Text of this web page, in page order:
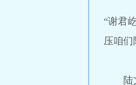
“谢君
压咱们
陆文